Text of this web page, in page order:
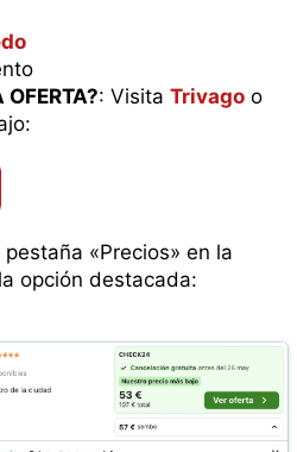
: Visita Trivago o
«Precios» en la
opción destacada: